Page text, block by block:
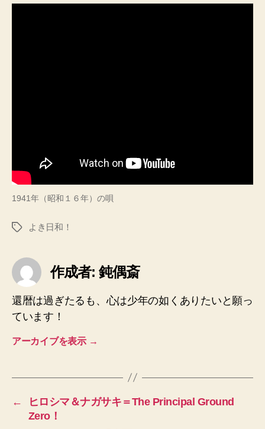
1941年（昭和１６年）の唄
タ
よき日和！
作成者: 鈍偶斎
還暦は過ぎたるも、心は少年の如くありたいと願っ
ています！
アーカイブを表示 →
←
ヒロシマ＆ナガサキ＝The Principal Ground
Zero！